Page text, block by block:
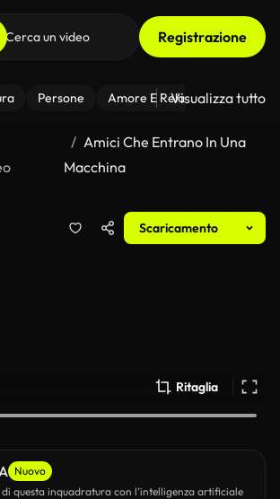
Registrazione
Persone Amore E Relazioni Il
Visualizza tutto
Amici Che Entrano In Una
Macchina
Scaricamento
Ritaglia
Nuovo
questa inquadratura con l’intelligenza artificiale